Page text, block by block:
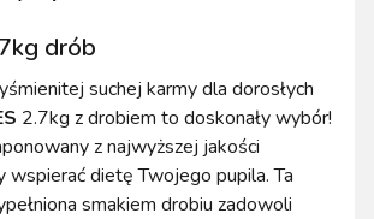
drób
suchej karmy dla dorosłych
2.7kg z drobiem to doskonały wybór!
z najwyższej jakości
wspierać dietę Twojego pupila. Ta
smakiem drobiu zadowoli